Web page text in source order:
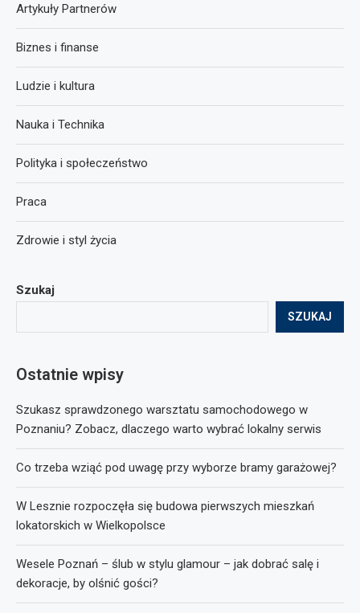
Szukaj
SZUKAJ
Ostatnie wpisy
Szukasz sprawdzonego warsztatu samochodowego w
Poznaniu? Zobacz, dlaczego warto wybrać lokalny serwis
Co trzeba wziąć pod uwagę przy wyborze bramy garażowej?
W Lesznie rozpoczęła się budowa pierwszych mieszkań
lokatorskich w Wielkopolsce
Wesele Poznań – ślub w stylu glamour – jak dobrać salę i
dekoracje, by olśnić gości?
Artykuły Partnerów
Biznes i finanse
Ludzie i kultura
Nauka i Technika
Polityka i społeczeństwo
Praca
Zdrowie i styl życia